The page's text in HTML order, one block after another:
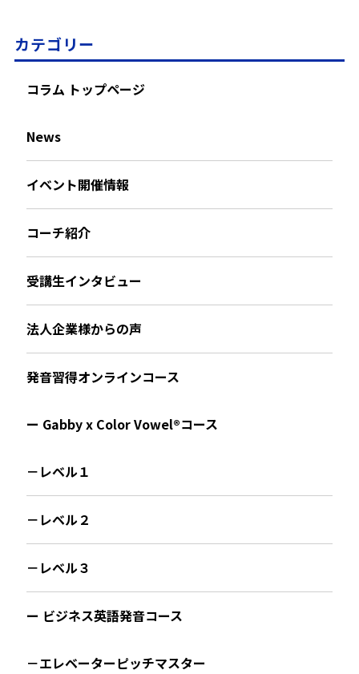
カテゴリー
コラム トップページ
News
イベント開催情報
コーチ紹介
受講生インタビュー
法人企業様からの声
発音習得オンラインコース
ー Gabby x Color Vowel®︎コース
－レベル１
－レベル２
－レベル３
ー ビジネス英語発音コース
－エレベーターピッチマスター